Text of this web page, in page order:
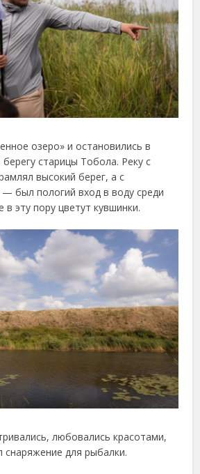
озеро» и остановились в
старицы Тобола. Реку с
высокий берег, а с
был пологий вход в воду среди
эту пору цветут кувшинки.
любовались красотами,
снаряжение для рыбалки.